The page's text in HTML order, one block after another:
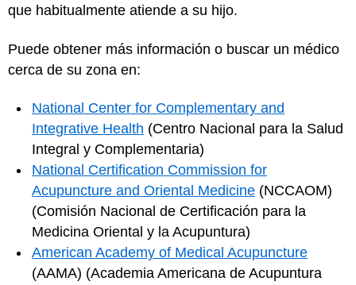
que habitualmente atiende a su hijo.
Puede obtener más información o buscar un médico
cerca de su zona en:
National Center for Complementary and
Integrative Health (Centro Nacional para la Salud
Integral y Complementaria)
National Certification Commission for
Acupuncture and Oriental Medicine (NCCAOM)
(Comisión Nacional de Certificación para la
Medicina Oriental y la Acupuntura)
American Academy of Medical Acupuncture
(AAMA) (Academia Americana de Acupuntura